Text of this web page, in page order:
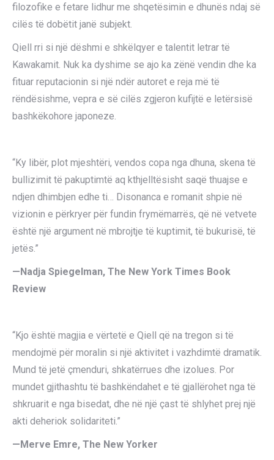
filozofike e fetare lidhur me shqetësimin e dhunës ndaj së
cilës të dobëtit janë subjekt.
Qiell rri si një dëshmi e shkëlqyer e talentit letrar të
Kawakamit. Nuk ka dyshime se ajo ka zënë vendin dhe ka
fituar reputacionin si një ndër autoret e reja më të
rëndësishme, vepra e së cilës zgjeron kufijtë e letërsisë
bashkëkohore japoneze.
“Ky libër, plot mjeshtëri, vendos copa nga dhuna, skena të
bullizimit të pakuptimtë aq kthjelltësisht saqë thuajse e
ndjen dhimbjen edhe ti… Disonanca e romanit shpie në
vizionin e përkryer për fundin frymëmarrës, që në vetvete
është një argument në mbrojtje të kuptimit, të bukurisë, të
jetës.”
—Nadja Spiegelman, The New York Times Book
Review
“Kjo është magjia e vërtetë e Qiell që na tregon si të
mendojmë për moralin si një aktivitet i vazhdimtë dramatik.
Mund të jetë çmenduri, shkatërrues dhe izolues. Por
mundet gjithashtu të bashkëndahet e të gjallërohet nga të
shkruarit e nga bisedat, dhe në një çast të shlyhet prej një
akti deheriok solidariteti.”
—Merve Emre, The New Yorker